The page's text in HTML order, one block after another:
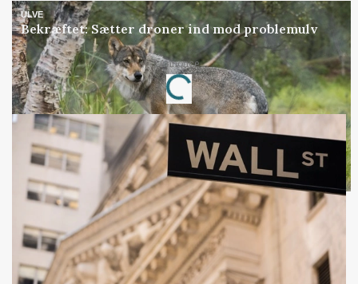
ULVE
Bekræftet: Sætter droner ind mod problemulv
Annonce
Loading...